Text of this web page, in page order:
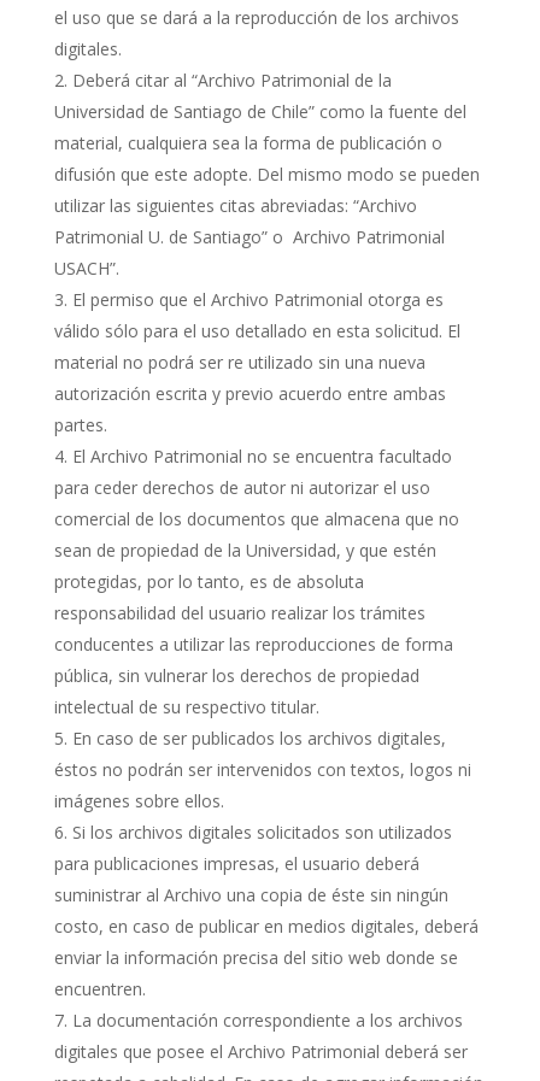
el uso que se dará a la reproducción de los archivos
digitales.
Deberá citar al “Archivo Patrimonial de la
Universidad de Santiago de Chile” como la fuente del
material, cualquiera sea la forma de publicación o
difusión que este adopte. Del mismo modo se pueden
utilizar las siguientes citas abreviadas: “Archivo
Patrimonial U. de Santiago” o Archivo Patrimonial
USACH”.
El permiso que el Archivo Patrimonial otorga es
válido sólo para el uso detallado en esta solicitud. El
material no podrá ser re utilizado sin una nueva
autorización escrita y previo acuerdo entre ambas
partes.
El Archivo Patrimonial no se encuentra facultado
para ceder derechos de autor ni autorizar el uso
comercial de los documentos que almacena que no
sean de propiedad de la Universidad, y que estén
protegidas, por lo tanto, es de absoluta
responsabilidad del usuario realizar los trámites
conducentes a utilizar las reproducciones de forma
pública, sin vulnerar los derechos de propiedad
intelectual de su respectivo titular.
En caso de ser publicados los archivos digitales,
éstos no podrán ser intervenidos con textos, logos ni
imágenes sobre ellos.
Si los archivos digitales solicitados son utilizados
para publicaciones impresas, el usuario deberá
suministrar al Archivo una copia de éste sin ningún
costo, en caso de publicar en medios digitales, deberá
enviar la información precisa del sitio web donde se
encuentren.
La documentación correspondiente a los archivos
digitales que posee el Archivo Patrimonial deberá ser